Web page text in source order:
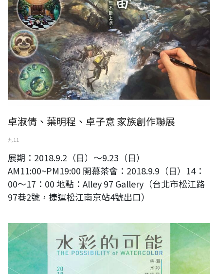
卓淑倩、葉明程、卓子意 家族創作聯展
九 11
展期：2018.9.2（日）～9.23（日）
AM11:00~PM19:00 開幕茶會：2018.9.9（日）14：
00～17：00 地點：Alley 97 Gallery（台北市松江路
97巷2號，捷運松江南京站4號出口）
2018 水彩的可能-桃園水彩藝術展